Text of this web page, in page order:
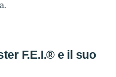
F.E.I.® e il suo